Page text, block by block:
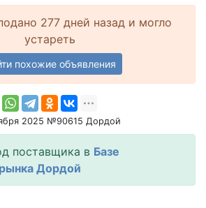
277 дней назад и могло
устареть
похожие объявления
2025 №90615 Дордой
поставщика в Базе
Дордой